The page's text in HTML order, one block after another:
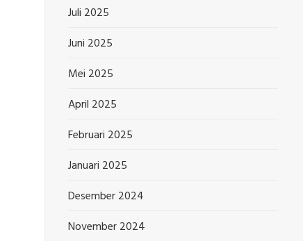
Juli 2025
Juni 2025
Mei 2025
April 2025
Februari 2025
Januari 2025
Desember 2024
November 2024